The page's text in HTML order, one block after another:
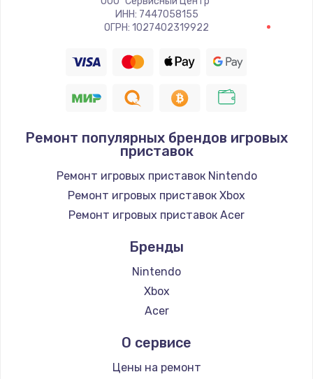
Замена ТЭНа
Заказать
Замена шнура
Заказать
Замена / ремонт электронного модуля
управления
600 руб.
Заказать
Замена конфорки
1100 руб.
Заказать
Замена платы сенсора
900 руб.
ИНН: 7447058155
ОГРН: 1027402319922
Ремонт популярных брендов игровых
приставок
Ремонт игровых приставок Nintendo
Ремонт игровых приставок Xbox
Ремонт игровых приставок Acer
Бренды
Nintendo
Xbox
Acer
О сервисе
Цены на ремонт